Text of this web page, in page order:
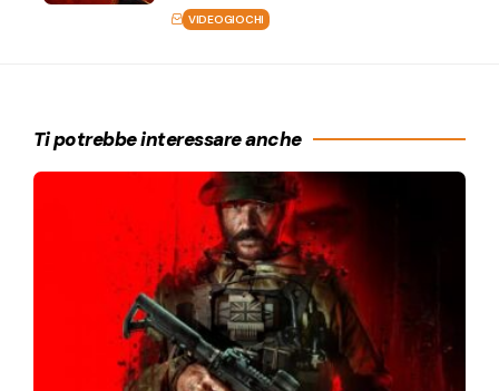
VIDEOGIOCHI
Ti potrebbe interessare anche